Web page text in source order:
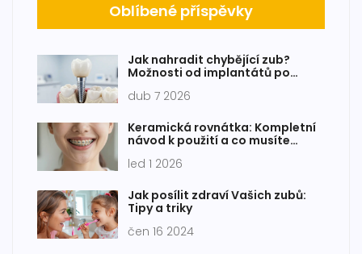
Oblíbené příspěvky
Jak nahradit chybějící zub?
Možnosti od implantátů po
dub 7 2026
Keramická rovnátka: Kompletní
návod k použití a co musíte
led 1 2026
Jak posílit zdraví Vašich zubů:
Tipy a triky
čen 16 2024